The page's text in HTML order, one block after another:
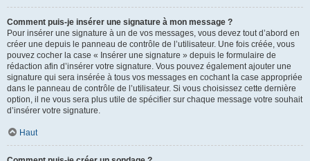
Comment puis-je insérer une signature à mon message ?
Pour insérer une signature à un de vos messages, vous devez tout d’abord en
créer une depuis le panneau de contrôle de l’utilisateur. Une fois créée, vous
pouvez cocher la case « Insérer une signature » depuis le formulaire de
rédaction afin d’insérer votre signature. Vous pouvez également ajouter une
signature qui sera insérée à tous vos messages en cochant la case appropriée
dans le panneau de contrôle de l’utilisateur. Si vous choisissez cette dernière
option, il ne vous sera plus utile de spécifier sur chaque message votre souhait
d’insérer votre signature.
Haut